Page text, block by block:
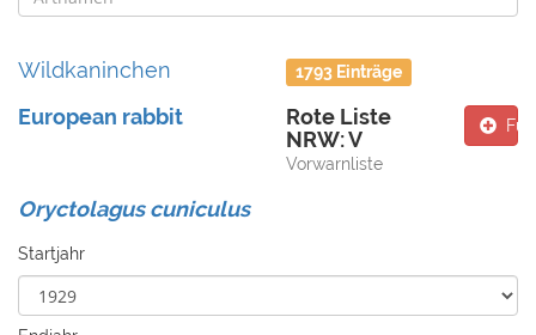
Wildkaninchen 1793 Einträge
European rabbit
Rote Liste
NRW: V
Vorwarnliste
Oryctolagus cuniculus
Startjahr